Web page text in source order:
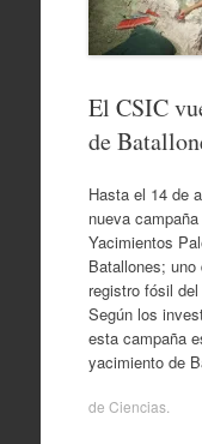
El CSIC
de
Hasta el 14 de
nueva
Yacimientos
Batallones;
registro fósil
Según los
esta campaña
yacimiento de
de Ciencias.